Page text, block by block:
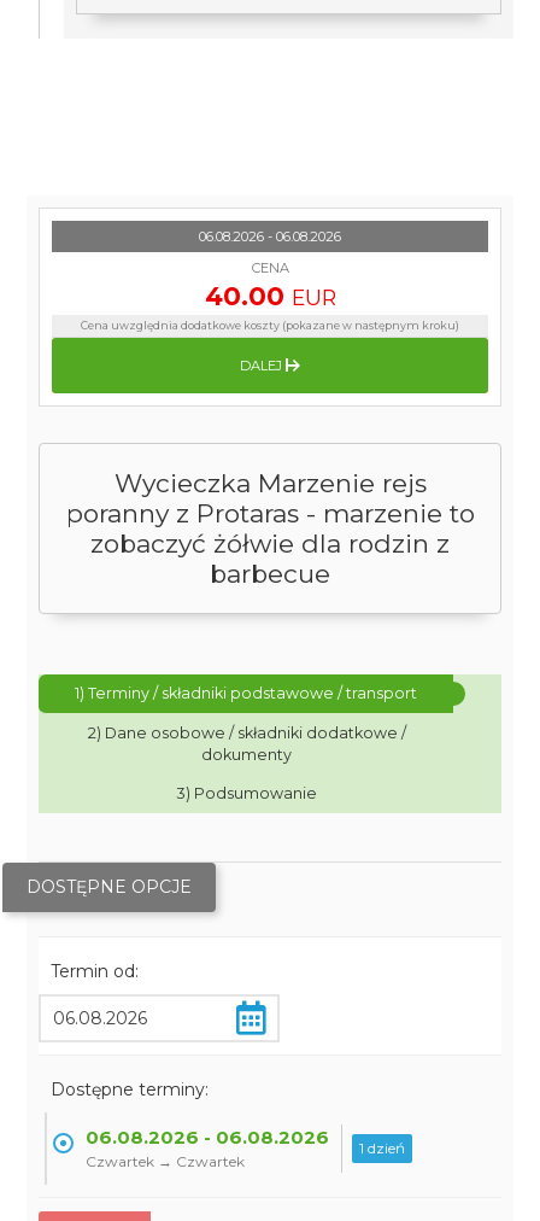
Wycieczka Marzenie rejs
poranny z Protaras - marzenie to
zobaczyć żółwie dla rodzin z
barbecue
1) Terminy / składniki podstawowe / transport
2) Dane osobowe / składniki dodatkowe /
dokumenty
3) Podsumowanie
DOSTĘPNE OPCJE
Termin od:
Dostępne terminy:
06.08.2026 - 06.08.2026
Czwartek → Czwartek
1 dzień
06.08.2026 - 06.08.2026
CENA
40.00 EUR
Cena uwzględnia dodatkowe koszty (pokazane w następnym kroku)
DALEJ